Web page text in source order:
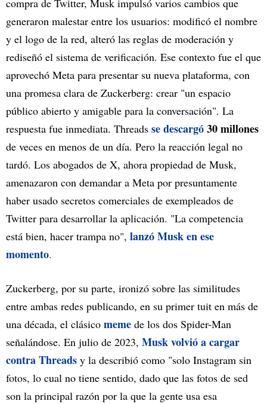
compra de Twitter, Musk impulsó varios cambios que
generaron malestar entre los usuarios: modificó el nombre
y el logo de la red, alteró las reglas de moderación y
rediseñó el sistema de verificación. Ese contexto fue el que
aprovechó Meta para presentar su nueva plataforma, con
una promesa clara de Zuckerberg: crear "un espacio
público abierto y amigable para la conversación". La
respuesta fue inmediata. Threads se descargó30 millones
de veces en menos de un día. Pero la reacción legal no
tardó. Los abogados de X, ahora propiedad de Musk,
amenazaron con demandar a Meta por presuntamente
haber usado secretos comerciales de exempleados de
Twitter para desarrollar la aplicación. "La competencia
está bien, hacer trampa no", lanzó Musk en ese
momento.
Zuckerberg, por su parte, ironizó sobre las similitudes
entre ambas redes publicando, en su primer tuit en más de
una década, el clásico meme de los dos Spider-Man
señalándose. En julio de 2023, Musk volvió a cargar
contra Threads y la describió como "solo Instagram sin
fotos, lo cual no tiene sentido, dado que las fotos de sed
son la principal razón por la que la gente usa esa